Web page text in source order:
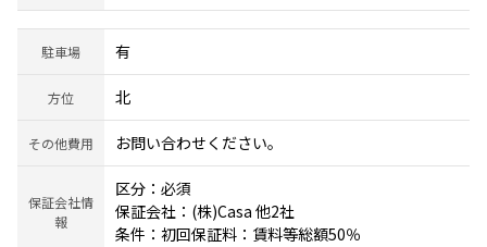
駐車場 有
方位 北
その他費用 お問い合わせください。
保証会社情
報
区分：必須
保証会社：(株)Casa 他2社
条件：初回保証料：賃料等総額50％